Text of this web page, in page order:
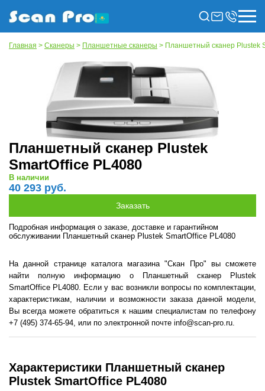
Главная > Сканеры > Планшетные сканеры > Планшетный сканер Plustek
Планшетный сканер Plustek
SmartOffice PL4080
В наличии
40 293 руб.
Подробная информация о заказе, доставке и гарантийном
обслуживании Планшетный сканер Plustek SmartOffice PL4080
На данной странице каталога магазина "Скан Про" вы сможете
найти полную информацию о Планшетный сканер Plustek
SmartOffice PL4080. Если у вас возникли вопросы по комплектации,
характеристикам, наличии и возможности заказа данной модели,
Вы всегда можете обратиться к нашим специалистам по телефону
+7 (495) 374-65-94, или по электронной почте info@scan-pro.ru.
Характеристики Планшетный сканер
Plustek SmartOffice PL4080